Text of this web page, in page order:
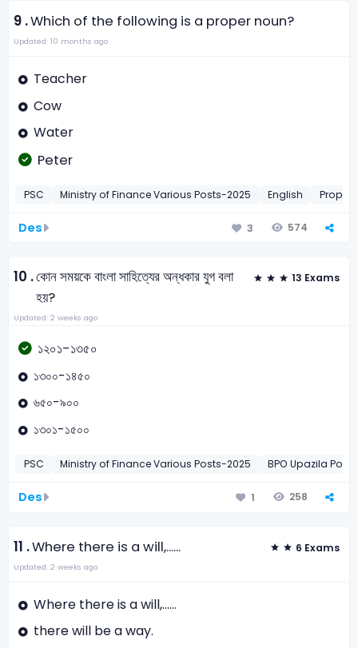
9 .Which of the following is a proper noun?
Updated: 10 months ago
Teacher
Cow
Water
Peter
PSC Ministry of Finance Various Posts-2025 English Proper
Des 3 574
10 .কোন সময়কে বাংলা সাহিত্যের অন্ধকার যুগ বলা
হয়?
13 Exams
Updated: 2 weeks ago
১২০১-১৩৫০
১৩০০-১৪৫০
৬৫০-৯০০
১৩০১-১৫০০
PSC Ministry of Finance Various Posts-2025 BPO Upazila
Des 1 258
11 .Where there is a will,...... 6 Exams
Updated: 2 weeks ago
Where there is a will,......
there will be a way.